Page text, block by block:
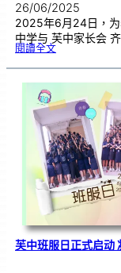
26/06/2025
2025年6月24日，为
中学与 芙中家长会
閱讀全文:教
献
|感
有
您
，
一路
相
伴
芙中班服日正式启动